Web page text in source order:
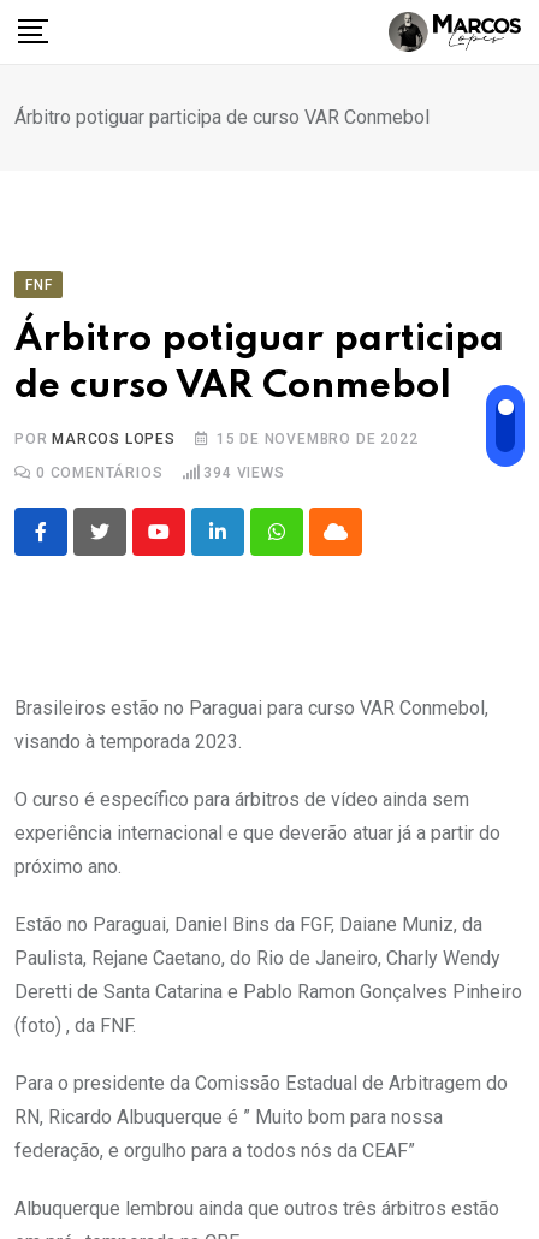
para
conteúdo
Árbitro potiguar participa de curso VAR Conmebol
FNF
Árbitro potiguar participa
de curso VAR Conmebol
PORMARCOS LOPES
15 DE NOVEMBRO DE 2022
0 COMENTÁRIOS 394 VIEWS
YoutubeLinkedInWhatsappCloud
Brasileiros estão no Paraguai para curso VAR Conmebol,
visando à temporada 2023.
O curso é específico para árbitros de vídeo ainda sem
experiência internacional e que deverão atuar já a partir do
próximo ano.
Estão no Paraguai, Daniel Bins da FGF, Daiane Muniz, da
Paulista, Rejane Caetano, do Rio de Janeiro, Charly Wendy
Deretti de Santa Catarina e Pablo Ramon Gonçalves Pinheiro
(foto) , da FNF.
Para o presidente da Comissão Estadual de Arbitragem do
RN, Ricardo Albuquerque é ” Muito bom para nossa
federação, e orgulho para a todos nós da CEAF”
Albuquerque lembrou ainda que outros três árbitros estão